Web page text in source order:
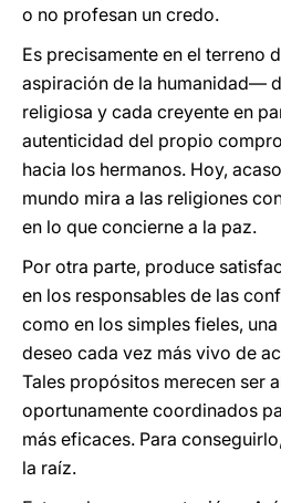
o no profesan un credo.
Es precisamente en el terreno
aspiración de la humanidad—
religiosa y cada creyente en
autenticidad del propio
hacia los hermanos. Hoy,
mundo mira a las religiones
en lo que concierne a la paz.
Por otra parte, produce
en los responsables de las
como en los simples fieles,
deseo cada vez más vivo de
Tales propósitos merecen ser
oportunamente coordinados
más eficaces. Para
la raíz.